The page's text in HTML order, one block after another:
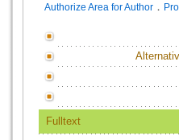
Authorize Area for Author ．
Fulltext